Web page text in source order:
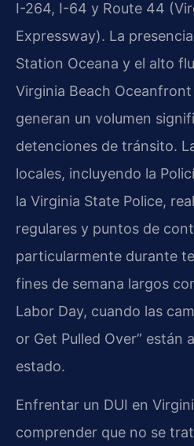
I-264, I-64 y Route 44
Expressway). La
Station Oceana y el alto
Virginia Beach
generan un volumen
detenciones de tránsito.
locales, incluyendo la
la Virginia State Police,
regulares y puntos de
particularmente durante
fines de semana largos
Labor Day, cuando las
or Get Pulled Over” están
estado.
Enfrentar un DUI en
comprender que no se